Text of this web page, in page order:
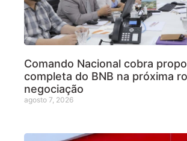
Comando Nacional cobra
completa do BNB na próxima
negociação
agosto 7, 2026